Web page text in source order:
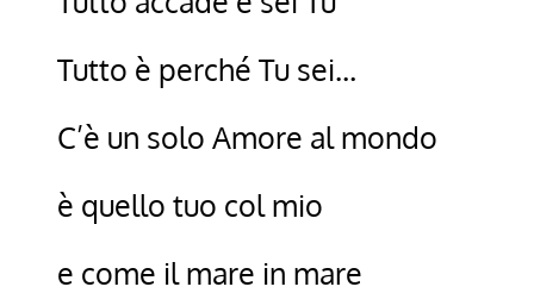
Tutto è perché Tu sei…
C’è un solo Amore al mondo
è quello tuo col mio
e come il mare in mare